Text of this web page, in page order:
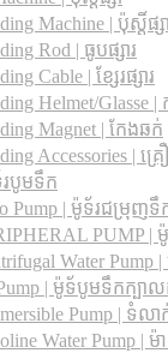
Machine | ប៉ុស្តិ៍ផ្សា
Rod | ធូបផ្សារ
Cable | ខ្សែរផ្សារ
Helmet/Glasse | ក្
Magnet | កែងឆក់
Accessories | គ្រ
របូមទឹក
Pump | ម៉ូទ័រជម្រុញទឹ
PUMP
Water
| ម៉ូទ័បូមទឹកក្បាល
Pump | ទំល
Water Pump |